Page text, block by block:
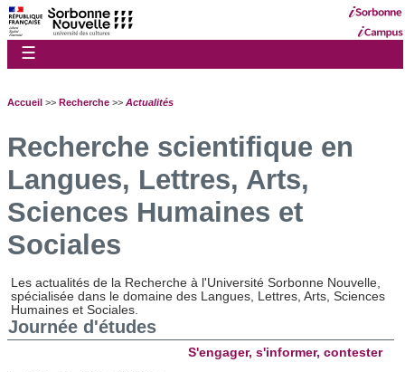
☰
Accueil >> Recherche >> Actualités
Recherche scientifique en
Langues, Lettres, Arts,
Sciences Humaines et
Sociales
Les actualités de la Recherche à l'Université Sorbonne Nouvelle,
spécialisée dans le domaine des Langues, Lettres, Arts, Sciences
Humaines et Sociales.
Journée d'études
S'engager, s'informer, contester